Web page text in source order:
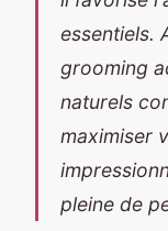
essentiels.
grooming
naturels
maximiser
pleine de